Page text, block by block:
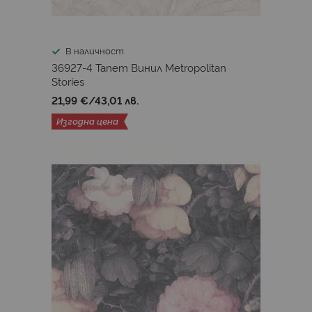
Tales Of The Manor
Tartine & Chocolate 2024 Terra Terra _ML
Tesori D`Oriente Textilia
The Best Classic
Urban Garden WOW! Xanadu Voyage
Zen GB Zen EP JV102 Cromie
JV151 Shibori JV161 Arashi JV171 Ikat
JV181 Lemuria JV191 Kintsugi JV450 Natural
JV451 Yumiko JV452 Misaki JV453 Igusa
В наличност
36927-4 Тапет Винил Metropolitan
Stories
21,99 €/43,01 лв.
Изгодна цена